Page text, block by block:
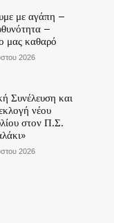
με αγάπη –
–
μας καθαρό
2026
Συνέλευση και
νέου
στον Π.Σ.
2026